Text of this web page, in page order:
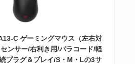
C ゲーミングマウス（左右対
ンサー/右利き用/パラコード/軽
プラグ＆プレイ/S・M・Lの3サ